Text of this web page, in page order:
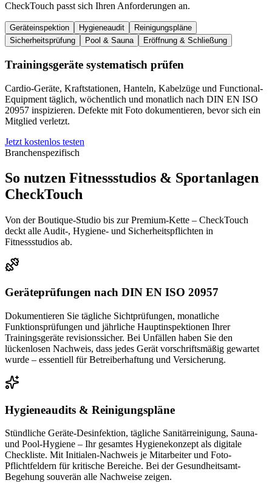
CheckTouch passt sich Ihren Anforderungen an.
Geräteinspektion Hygieneaudit
Reinigungspläne
Sicherheitsprüfung
Pool & Sauna Eröffnung & Schließung
Trainingsgeräte systematisch prüfen
Cardio-Geräte, Kraftstationen, Hanteln, Kabelzüge und Functional-
Equipment täglich, wöchentlich und monatlich nach DIN EN ISO
20957 inspizieren. Defekte mit Foto dokumentieren, bevor sich ein
Mitglied verletzt.
Jetzt kostenlos testen
Branchenspezifisch
So nutzen Fitnessstudios & Sportanlagen
CheckTouch
Von der Boutique-Studio bis zur Premium-Kette – CheckTouch
deckt alle Audit-, Hygiene- und Sicherheitspflichten in
Fitnessstudios ab.
Geräteprüfungen nach DIN EN ISO 20957
Dokumentieren Sie tägliche Sichtprüfungen, monatliche
Funktionsprüfungen und jährliche Hauptinspektionen Ihrer
Trainingsgeräte revisionssicher. Bei Unfällen haben Sie den
lückenlosen Nachweis, dass jedes Gerät vorschriftsmäßig gewartet
wurde – essentiell für Betreiberhaftung und Versicherung.
Hygieneaudits & Reinigungspläne
Stündliche Geräte-Desinfektion, tägliche Sanitärreinigung, Sauna-
und Pool-Hygiene – Ihr gesamtes Hygienekonzept als digitale
Checkliste. Mit Initialen-Nachweis je Mitarbeiter und Foto-
Pflichtfeldern für kritische Bereiche. Bei der Gesundheitsamt-
Begehung souverän alle Nachweise zeigen.